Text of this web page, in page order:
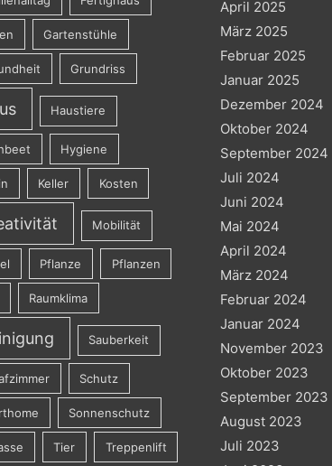
Gartenstühle
Grundriss
Haustiere
Hygiene
Keller Kosten
Mobilität
Pflanze Pflanzen
Raumklima
Sauberkeit
Schutz
Sonnenschutz
Tier Treppenlift
April 2025
März 2025
Februar 2025
Januar 2025
Dezember 2024
Oktober 2024
September 2024
Juli 2024
Juni 2024
Mai 2024
April 2024
März 2024
Februar 2024
Januar 2024
November 2023
Oktober 2023
September 2023
August 2023
Juli 2023